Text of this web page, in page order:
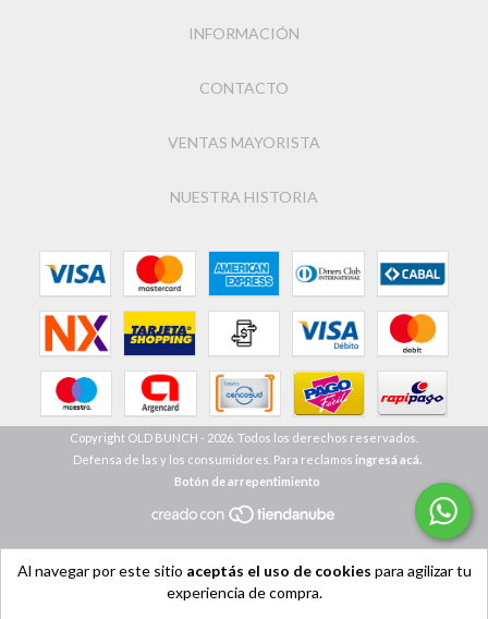
Al navegar por este sitio aceptás el uso de cookies para agilizar tu
experiencia de compra.
INFORMACIÓN
CONTACTO
VENTAS MAYORISTA
NUESTRA HISTORIA
Copyright OLD BUNCH - 2026. Todos los derechos reservados.
Defensa de las y los consumidores. Para reclamos ingresá acá.
Botón de arrepentimiento